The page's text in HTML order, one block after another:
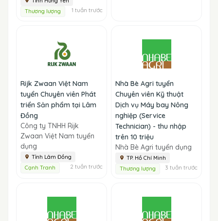
Thương lượng
1 tuần trước
Rijk Zwaan Việt Nam
tuyển Chuyên viên Phát
triển Sản phẩm tại Lâm
Đồng
Công ty TNHH Rijk
Zwaan Việt Nam tuyển
dụng
Tỉnh Lâm Đồng
Cạnh Tranh
2 tuần trước
Nhà Bè Agri tuyển
Chuyên viên Kỹ thuật
Dịch vụ Máy bay Nông
nghiệp (Service
Technician) - thu nhập
trên 10 triệu
Nhà Bè Agri tuyển dụng
TP. Hồ Chí Minh
Thương lượng
3 tuần trước